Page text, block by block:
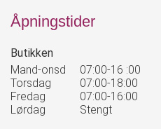
Åpningstider
Butikken
Mand-onsd
07:00-16 :00
Torsdag
07:00-18:00
Fredag
07:00-16:00
Lørdag
Stengt